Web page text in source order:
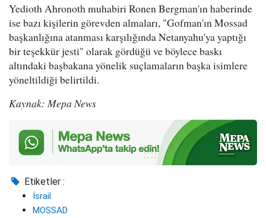
Yedioth Ahronoth muhabiri Ronen Bergman'ın haberinde
ise bazı kişilerin görevden almaları, "Gofman'ın Mossad
başkanlığına atanması karşılığında Netanyahu'ya yaptığı
bir teşekkür jesti" olarak gördüğü ve böylece baskı
altındaki başbakana yönelik suçlamaların başka isimlere
yöneltildiği belirtildi.
Kaynak: Mepa News
Etiketler :
İsrail
MOSSAD